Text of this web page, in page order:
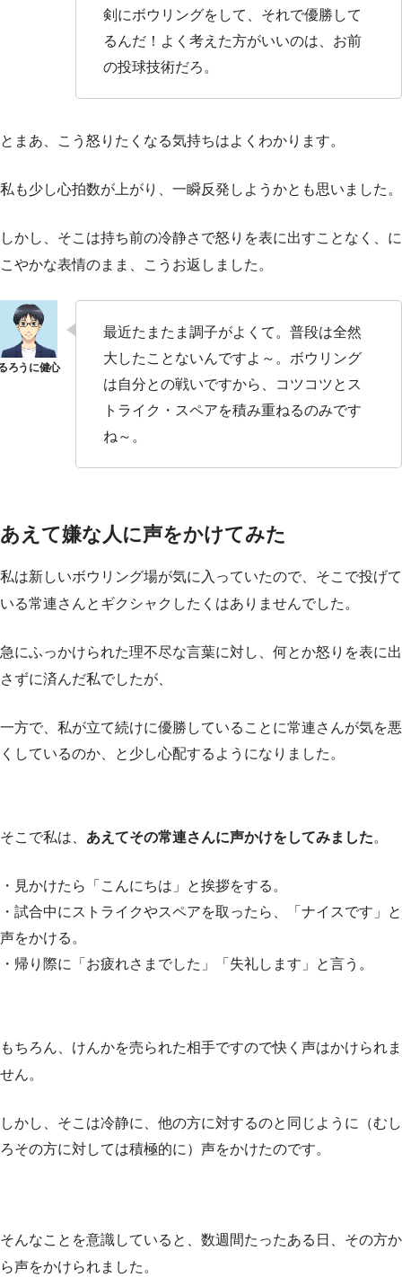
剣にボウリングをして、それで優勝して
るんだ！よく考えた方がいいのは、お前
の投球技術だろ。
とまあ、こう怒りたくなる気持ちはよくわかります。
私も少し心拍数が上がり、一瞬反発しようかとも思いました。
しかし、そこは持ち前の冷静さで怒りを表に出すことなく、に
こやかな表情のまま、こうお返しました。
最近たまたま調子がよくて。普段は全然
大したことないんですよ～。ボウリング
は自分との戦いですから、コツコツとス
トライク・スペアを積み重ねるのみです
ね～。
あえて嫌な人に声をかけてみた
私は新しいボウリング場が気に入っていたので、そこで投げて
いる常連さんとギクシャクしたくはありませんでした。
急にふっかけられた理不尽な言葉に対し、何とか怒りを表に出
さずに済んだ私でしたが、
一方で、私が立て続けに優勝していることに常連さんが気を悪
くしているのか、と少し心配するようになりました。
そこで私は、 あえてその常連さんに声かけをしてみました。
・見かけたら「こんにちは」と挨拶をする。
・試合中にストライクやスペアを取ったら、「ナイスです」と
声をかける。
・帰り際に「お疲れさまでした」「失礼します」と言う。
もちろん、けんかを売られた相手ですので快く声はかけられま
せん。
しかし、そこは冷静に、他の方に対するのと同じように（むし
ろその方に対しては積極的に）声をかけたのです。
そんなことを意識していると、数週間たったある日、その方か
ら声をかけられました。